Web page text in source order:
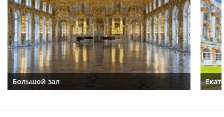
Большой зал